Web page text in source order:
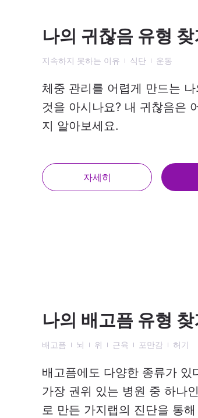
나의 귀찮음 유형 찾
지속하지 못하는 이유 식단 운동
체중 관리를 어렵게 만드는
것을 아시나요? 내 귀찮음은
지 알아보세요.
자세히
나의 배고픔 유형 찾
배고픔 뇌 위 근육 포만감 허기
배고픔에도 다양한 종류가 있
가장 권위 있는 병원 중 하나
로 만든 가지랩의 진단을 통